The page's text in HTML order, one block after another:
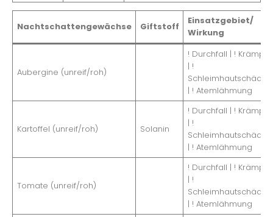
Nachtschattengewächse Giftstoff
Einsatzgebiet/
Wirkung
Aubergine (unreif/roh)
! Durchfall | ! Krämpfe
| !
Schleimhautschäden
| ! Atemlähmung
Kartoffel (unreif/roh) Solanin
! Durchfall | ! Krämpfe
| !
Schleimhautschäden
| ! Atemlähmung
Tomate (unreif/roh)
! Durchfall | ! Krämpfe
| !
Schleimhautschäden
| ! Atemlähmung